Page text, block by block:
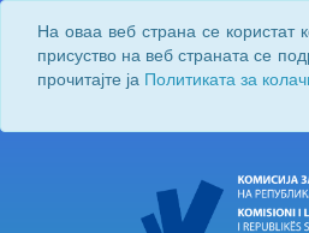
На оваа веб страна се користат
присуство на веб страната се
прочитајте ја Политиката за